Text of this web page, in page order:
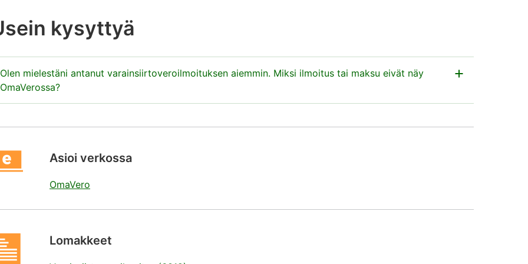
kysyttyä
Olen mielestäni antanut varainsiirtoveroilmoituksen aiemmin. Miksi ilmoitus tai maksu eivät näy
OmaVerossa?
1.11.2019 tai sen jälkeen julkaistulla paperilomakkeella ilmoitetut kaupat. Paperilomakkeella annetut
ilmoitukset tulevat näkyviin OmaVeroon viiveellä.
jotta hän voi merkitä omistuksesi osakeluetteloon.
asunto-osakkeen kaupat on tehty kiinteistönvälittäjän kautta, saat välittäjältä todistuksen suoritetusta
Asioi verkossa
OmaVero
Lomakkeet